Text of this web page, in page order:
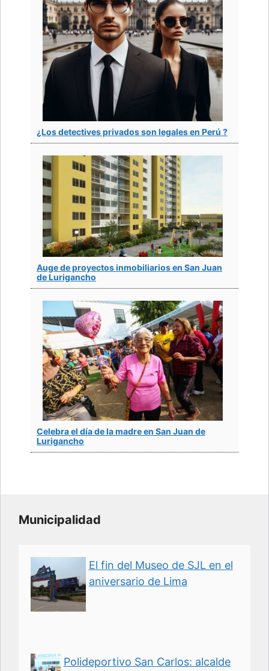
¿Los detectives privados son legales en Perú ?
Auge de proyectos inmobiliarios en San Juan
de Lurigancho
Celebra el día de la madre en San Juan de
Lurigancho
Municipalidad
El fin del Museo de SJL en el
aniversario de Lima
Polideportivo San Carlos: alcalde